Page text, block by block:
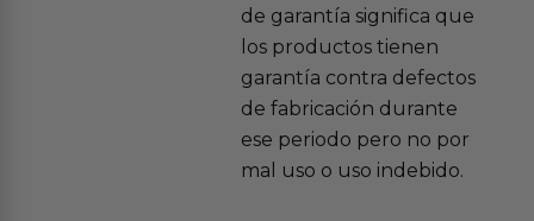
de garantía significa que
los productos tienen
garantía contra defectos
de fabricación durante
ese periodo pero no por
mal uso o uso indebido.